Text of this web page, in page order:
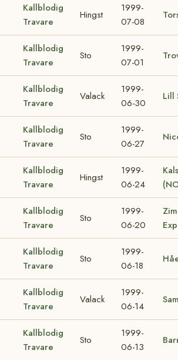
Kallblodig
Travare
Hingst
1999-
07-08
Kallblodig
Travare
Sto
1999-
07-01
Kallblodig
Travare
Valack
1999-
06-30
Lill
Kallblodig
Travare
Sto
1999-
06-27
Kallblodig
Travare
Hingst
1999-
06-24
Kallblodig
Travare
Sto
1999-
06-20
Kallblodig
Travare
Sto
1999-
06-18
Kallblodig
Travare
Valack
1999-
06-14
Kallblodig
Travare
Sto
1999-
06-13